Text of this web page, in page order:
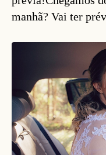
manhã? Vai ter